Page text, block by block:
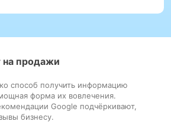
на продажи
способ получить информацию
форма их вовлечения.
Google подчёркивают,
бизнесу.